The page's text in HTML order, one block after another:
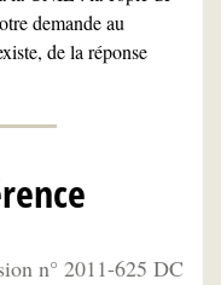
demande au
de la réponse
n° 2011-625 DC